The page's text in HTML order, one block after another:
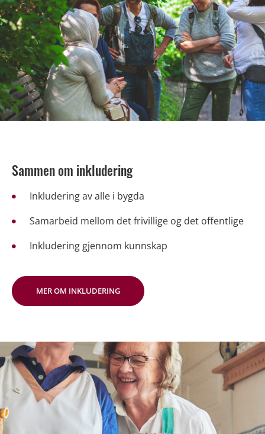
Sammen om inkludering
Inkludering av alle i bygda
Samarbeid mellom det frivillige og det offentlige
Inkludering gjennom kunnskap
MER OM INKLUDERING